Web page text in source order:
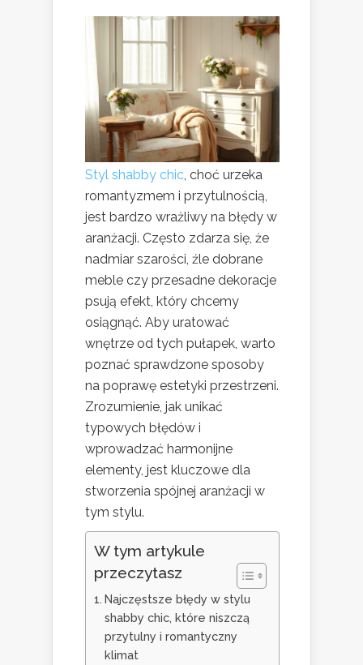
Styl shabby chic, choć urzeka
romantyzmem i przytulnością,
jest bardzo wrażliwy na błędy w
aranżacji. Często zdarza się, że
nadmiar szarości, źle dobrane
meble czy przesadne dekoracje
psują efekt, który chcemy
osiągnąć. Aby uratować
wnętrze od tych pułapek, warto
poznać sprawdzone sposoby
na poprawę estetyki przestrzeni.
Zrozumienie, jak unikać
typowych błędów i
wprowadzać harmonijne
elementy, jest kluczowe dla
stworzenia spójnej aranżacji w
tym stylu.
W tym artykule
przeczytasz
Najczęstsze błędy w stylu
shabby chic, które niszczą
przytulny i romantyczny
klimat